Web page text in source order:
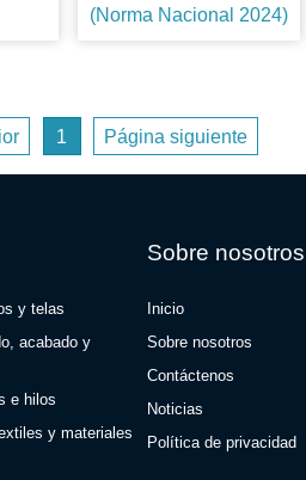
(Norma Nacional 2024)
1 Página siguiente
y telas
acabado y
e hilos
y materiales
Sobre nosotros
Inicio
Sobre nosotros
Contáctenos
Noticias
Política de privacidad